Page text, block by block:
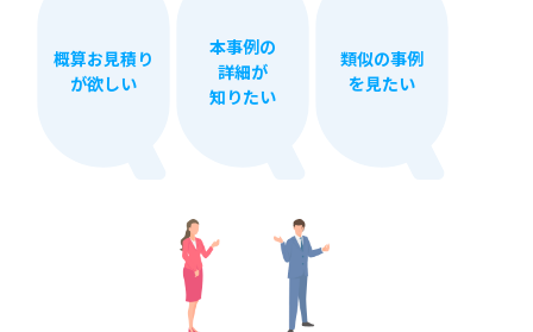
概算お見積り
が欲しい
本事例の
詳細が
知りたい
類似の事例
を見たい